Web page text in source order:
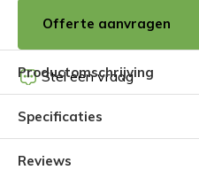
Offerte aanvragen
Stel een vraag
Productomschrijving
Specificaties
Reviews